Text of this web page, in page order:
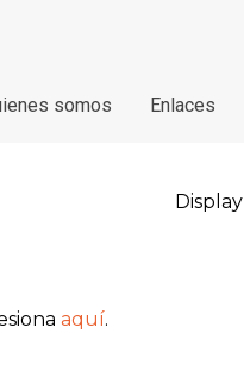
somos Enlaces
Display
aquí.